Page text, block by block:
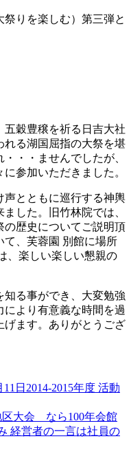
りを楽しむ）第三弾と
穀豊穣を祈る日吉大社
れる湖国屈指の大祭を堪
・・ませんでしたが、
参加いただきました。
声とともに巡行する神輿
した。旧竹林院では、
の歴史についてご説明頂
て、芙蓉園 別館に場所
、楽しい楽しい懇親の
る事ができ、大変勉強
より有意義な時間を過
げます。ありがとうござ
11日ゴ
ー
2014-2015年度 活動
区大会 なら100年会館
経営者の一言は社員の